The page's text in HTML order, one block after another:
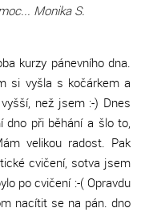
Monika S.
kurzy pánevního dna.
si vyšla s kočárkem a
než jsem :-) Dnes
dno při běhání a šlo to,
velikou radost. Pak
cvičení, sotva jsem
po cvičení :-( Opravdu
nacítit se na pán. dno